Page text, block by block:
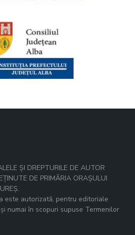
ȘI DREPTURILE DE AUTOR
DE PRIMĂRIA ORAȘULUI
este autorizată, pentru editoriale
numai în scopuri supuse Termenilor